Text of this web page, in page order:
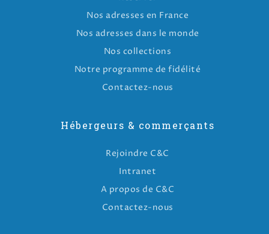
Nos adresses en France
Nos adresses dans le monde
Nos collections
Notre programme de fidélité
Contactez-nous
Hébergeurs & commerçants
Rejoindre C&C
Intranet
A propos de C&C
Contactez-nous